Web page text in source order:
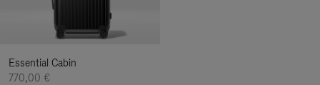
Essential Cabin
770,00 €